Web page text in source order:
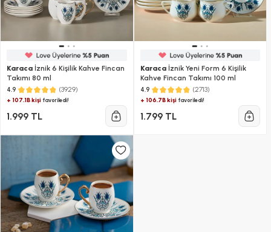
Karaca İznik 6 Kişilik Kahve Fincan
Takımı 80 ml
4.9 (3929)
+ 107.1B kişi favoriledi!
1.999 TL
Karacaİznik Yeni Form 6 Kişilik
Kahve Fincan Takımı 100 ml
4.9 (2713)
+ 106.7B kişifavoriledi!
1.799 TL